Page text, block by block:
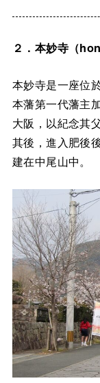
２．本妙寺（
本妙寺是一座位
本藩第一代藩主
大阪，以紀念其
其後，進入肥後
建在中尾山中。